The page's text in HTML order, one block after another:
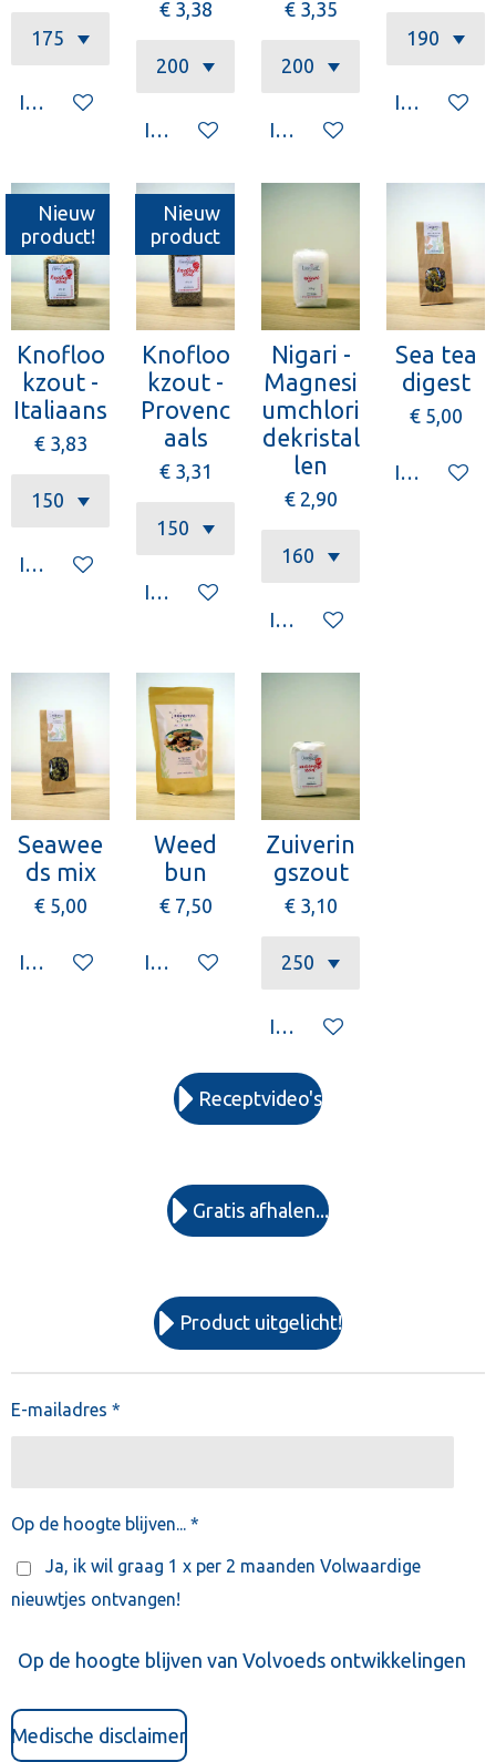
In winkelwagen
€ 3,38
In winkelwagen
€ 3,35
In winkelwagen
In
Nieuw
product!
Knofloo
kzout -
Italiaans
€ 3,83
In winkelwagen
Nieuw
product
Knofloo
kzout -
Provenc
aals
€ 3,31
In winkelwagen
Nigari -
Magnesi
umchlori
dekristal
len
€ 2,90
In winkelwagen
Sea tea
digest
€ 5,00
In
Seawee
ds mix
€ 5,00
In winkelwagen
Weed
bun
€ 7,50
In winkelwagen
Zuiverin
gszout
€ 3,10
In winkelwagen
Receptvideo's
Gratis afhalen...
Product uitgelicht!
E-mailadres *
Op de hoogte blijven... *
Ja, ik wil graag 1 x per 2 maanden Volwaardige
nieuwtjes ontvangen!
Op de hoogte blijven van Volvoeds ontwikkelingen
Medische disclaimer